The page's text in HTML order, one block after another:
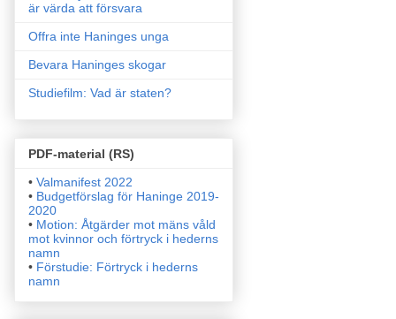
är värda att försvara
Offra inte Haninges unga
Bevara Haninges skogar
Studiefilm: Vad är staten?
PDF-material (RS)
• Valmanifest 2022
• Budgetförslag för Haninge 2019-
2020
• Motion: Åtgärder mot mäns våld
mot kvinnor och förtryck i hederns
namn
• Förstudie: Förtryck i hederns
namn